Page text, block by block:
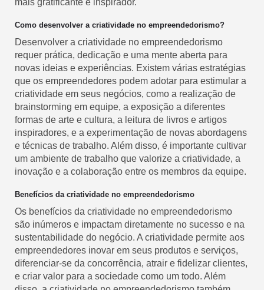
mais gratificante e inspirador.
Como desenvolver a criatividade no empreendedorismo?
Desenvolver a criatividade no empreendedorismo
requer prática, dedicação e uma mente aberta para
novas ideias e experiências. Existem várias estratégias
que os empreendedores podem adotar para estimular a
criatividade em seus negócios, como a realização de
brainstorming em equipe, a exposição a diferentes
formas de arte e cultura, a leitura de livros e artigos
inspiradores, e a experimentação de novas abordagens
e técnicas de trabalho. Além disso, é importante cultivar
um ambiente de trabalho que valorize a criatividade, a
inovação e a colaboração entre os membros da equipe.
Benefícios da criatividade no empreendedorismo
Os benefícios da criatividade no empreendedorismo
são inúmeros e impactam diretamente no sucesso e na
sustentabilidade do negócio. A criatividade permite aos
empreendedores inovar em seus produtos e serviços,
diferenciar-se da concorrência, atrair e fidelizar clientes,
e criar valor para a sociedade como um todo. Além